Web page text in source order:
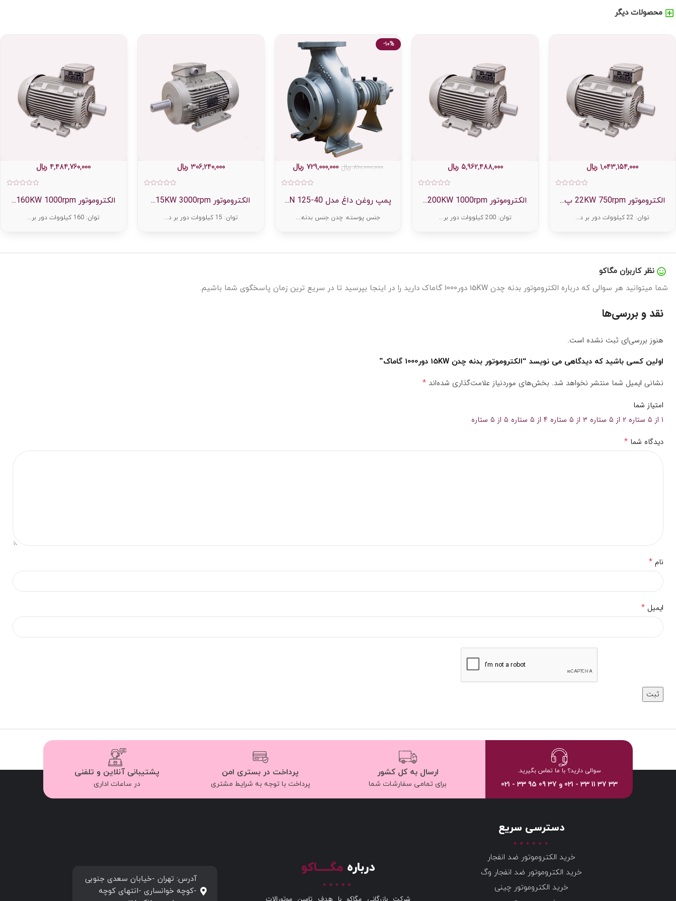
محصولات دیگر
الکتروموتور 22KW 750rpm پ...
1,043,154,000 ﷼
توان: 22 کیلووات دور بر د...
الکتروموتور 200KW 1000rpm...
5,962,488,000 ﷼
توان: 200 کیلووات دور بر...
-10%
پمپ روغن داغ مدل 40-125 N...
810,000,000﷼ 729,000,000 ﷼
جنس پوسته: چدن جنس بدنه:...
الکتروموتور 15KW 3000rpm...
306,240,000 ﷼
توان: 15 کیلووات دور بر د...
الکتروموتور 160KW 1000rpm...
4,484,760,000 ﷼
توان: 160 کیلووات دور بر...
نظر کاربران مگاکو
شما میتوانید هر سوالی که درباره الکتروموتور بدنه چدن 15KW دور1000 گاماک دارید را در اینجا بپرسید تا در سریع ترین زمان پاسخگوی شما باشیم.
نقد و بررسی‌ها
هنوز بررسی‌ای ثبت نشده است.
اولین کسی باشید که دیدگاهی می نویسد “الکتروموتور بدنه چدن 15KW دور1000 گاماک”
نشانی ایمیل شما منتشر نخواهد شد. بخش‌های موردنیاز علامت‌گذاری شده‌اند *
امتیاز شما
۱ از ۵ ستاره
۲ از ۵ ستاره ۳ از ۵ ستاره ۴ از ۵ ستاره
۵ از ۵ ستاره
دیدگاه شما *
نام *
ایمیل *
سوالی دارید؟ با ما تماس بگیرید.
33 37 11 33 - 021 و 37 09 95 33 - 021
ارسال به کل کشور
برای تمامی سفارشات شما
پرداخت در بستری امن
پرداخت با توجه به شرایط مشتری
پشتیبانی آنلاین و تلفنی
در ساعات اداری
دسترسی سریع
خرید الکتروموتور ضد انفجار
خرید الکتروموتور ضد انفجار وگ
خرید الکتروموتور چینی
درباره مگـــــاکو
آدرس: تهران -خیابان سعدی جنوبی
-کوچه خوانساری -انتهای کوچه